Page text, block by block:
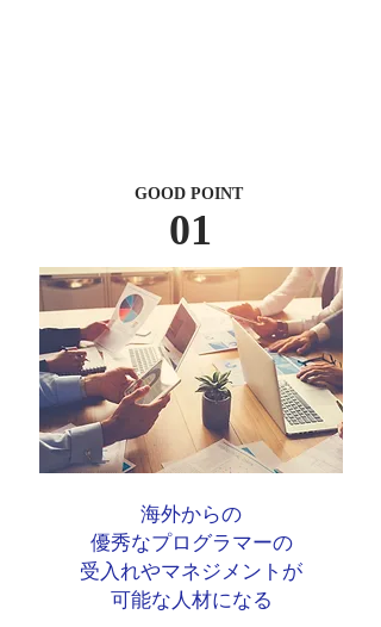
GOOD POINT
海外からの
優秀なプログラマーの
受入れやマネジメントが
可能な人材になる
01